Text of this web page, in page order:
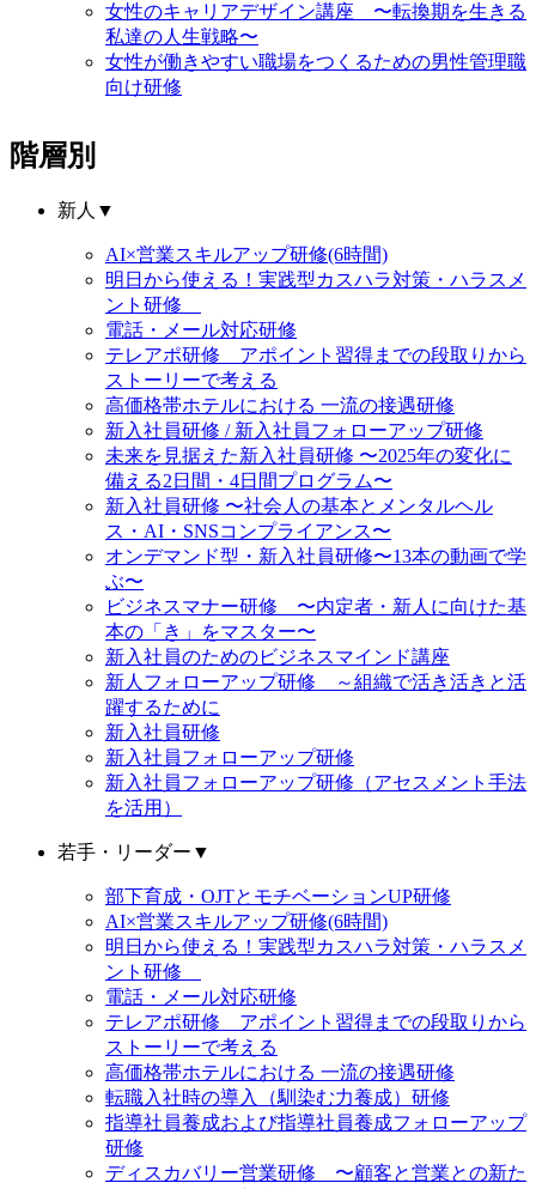
女性のキャリアデザイン講座 〜転換期を生きる
私達の人生戦略〜
女性が働きやすい職場をつくるための男性管理職
向け研修
階層別
新人 ▼
AI×営業スキルアップ研修(6時間)
明日から使える！実践型カスハラ対策・ハラスメ
ント研修
電話・メール対応研修
テレアポ研修 アポイント習得までの段取りから
ストーリーで考える
高価格帯ホテルにおける 一流の接遇研修
新入社員研修 / 新入社員フォローアップ研修
未来を見据えた新入社員研修 〜2025年の変化に
備える2日間・4日間プログラム〜
新入社員研修 〜社会人の基本とメンタルヘル
ス・AI・SNSコンプライアンス〜
オンデマンド型・新入社員研修〜13本の動画で学
ぶ〜
ビジネスマナー研修 〜内定者・新人に向けた基
本の「き」をマスター〜
新入社員のためのビジネスマインド講座
新人フォローアップ研修 ～組織で活き活きと活
躍するために
新入社員研修
新入社員フォローアップ研修
新入社員フォローアップ研修（アセスメント手法
を活用）
若手・リーダー ▼
部下育成・OJTとモチベーションUP研修
AI×営業スキルアップ研修(6時間)
明日から使える！実践型カスハラ対策・ハラスメ
ント研修
電話・メール対応研修
テレアポ研修 アポイント習得までの段取りから
ストーリーで考える
高価格帯ホテルにおける 一流の接遇研修
転職入社時の導入（馴染む力養成）研修
指導社員養成および指導社員養成フォローアップ
研修
ディスカバリー営業研修 〜顧客と営業との新た